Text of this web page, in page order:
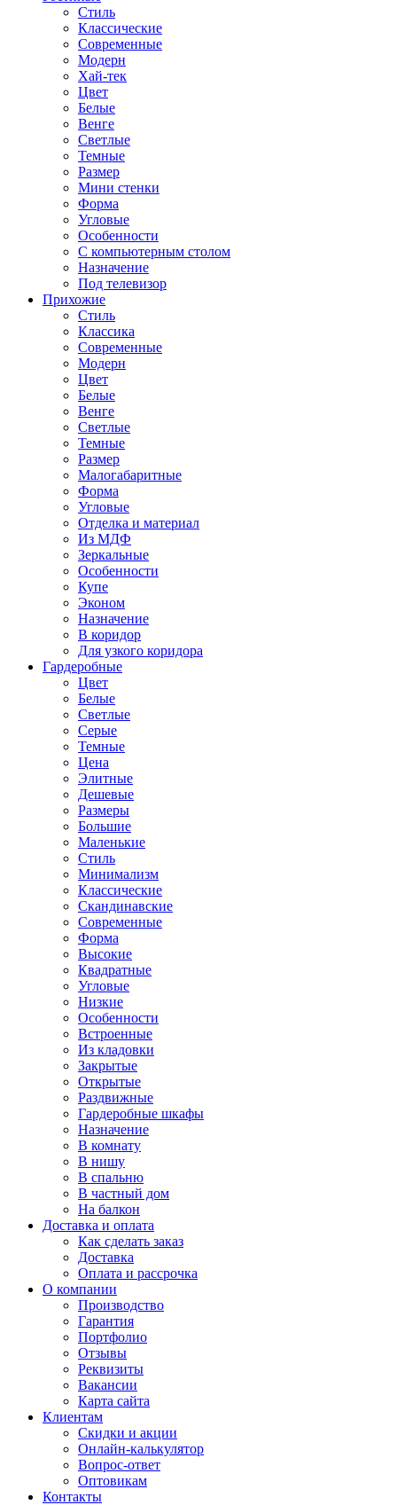
Стиль
Классические
Современные
Модерн
Хай-тек
Цвет
Белые
Венге
Светлые
Темные
Размер
Мини стенки
Форма
Угловые
Особенности
С компьютерным столом
Назначение
Под телевизор
Прихожие
Стиль
Классика
Современные
Модерн
Цвет
Белые
Венге
Светлые
Темные
Размер
Малогабаритные
Форма
Угловые
Отделка и материал
Из МДФ
Зеркальные
Особенности
Купе
Эконом
Назначение
В коридор
Для узкого коридора
Гардеробные
Цвет
Белые
Светлые
Серые
Темные
Цена
Элитные
Дешевые
Размеры
Большие
Маленькие
Стиль
Минимализм
Классические
Скандинавские
Современные
Форма
Высокие
Квадратные
Угловые
Низкие
Особенности
Встроенные
Из кладовки
Закрытые
Открытые
Раздвижные
Гардеробные шкафы
Назначение
В комнату
В нишу
В спальню
В частный дом
На балкон
Доставка и оплата
Как сделать заказ
Доставка
Оплата и рассрочка
О компании
Производство
Гарантия
Портфолио
Отзывы
Реквизиты
Вакансии
Карта сайта
Клиентам
Скидки и акции
Онлайн-калькулятор
Вопрос-ответ
Оптовикам
Контакты